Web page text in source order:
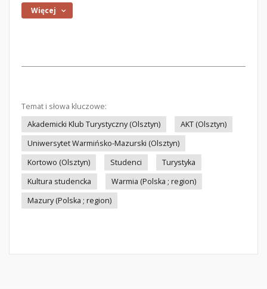
Więcej
Temat i słowa kluczowe:
Akademicki Klub Turystyczny (Olsztyn)
AKT (Olsztyn)
Uniwersytet Warmińsko-Mazurski (Olsztyn)
Kortowo (Olsztyn)
Studenci
Turystyka
Kultura studencka
Warmia (Polska ; region)
Mazury (Polska ; region)